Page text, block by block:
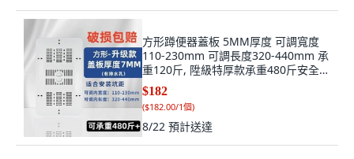
方形蹲便器蓋板 5MM厚度 可調寬度
110-230mm 可調長度320-440mm 承
重120斤, 陞級特厚款承重480斤安全防
滑,限時活動中巨能承重99%通用踩壞
包賠, 陞級特厚款承重480斤安全防滑
$182
($182.00/1個)
8/22 預計送達